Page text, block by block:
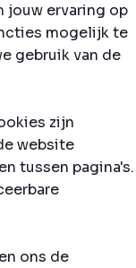
jouw ervaring op
mogelijk te
gebruik van de
zijn
website
tussen pagina's.
ons de